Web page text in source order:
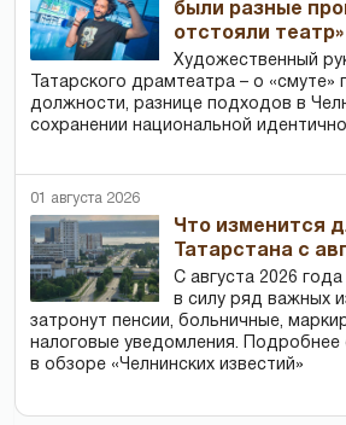
были разные
отстояли театр»
Художественный
Татарского драмтеатра – о «смуте»
должности, разнице подходов в
сохранении национальной
01 августа 2026
Что изменится
Татарстана с
С августа 2026
в силу ряд важных
затронут пенсии, больничные,
налоговые уведомления. Подробнее
в обзоре «Челнинских известий»